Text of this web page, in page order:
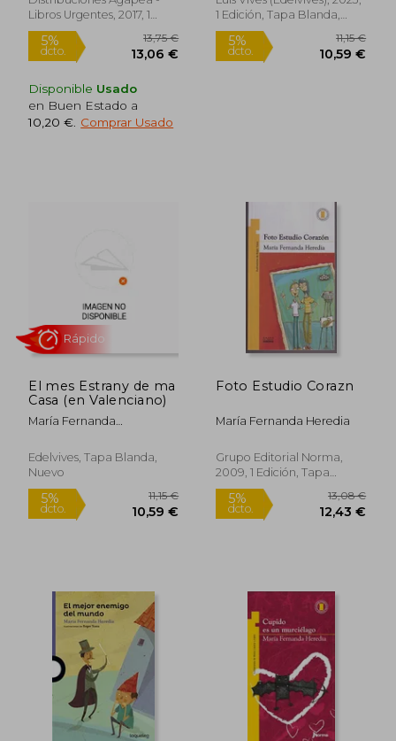
Libros Urgentes, 2017, 1
Edición, Tapa Blanda,
Nuevo
Disponible Usado
en Buen Estado a
10,20 € Comprar Usado
1 Edición, Tapa Blanda,
Nuevo
El mes Estrany de ma
Casa (en Valenciano)
María Fernanda
Ebooks/Maria-Fernanda-
Heredia/97573Maria
Fernanda Heredia
Edelvives, Tapa Blanda,
Nuevo
5%
dcto.
Rápido
Foto Estudio Corazn
María Fernanda Heredia
Grupo Editorial Norma,
2009, 1 Edición, Tapa
Blanda,Usado
5%
dcto.